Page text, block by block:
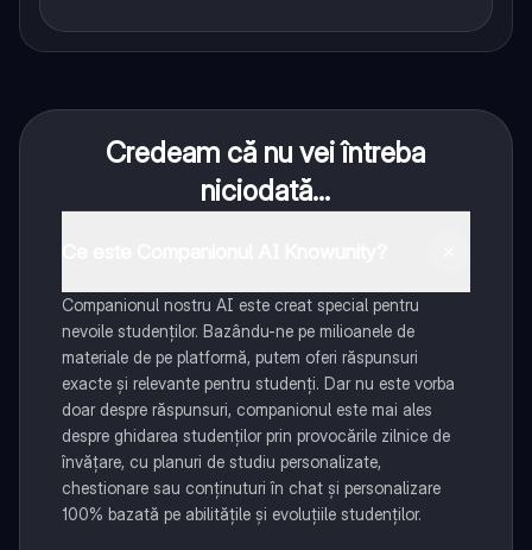
Credeam că nu vei întreba
niciodată...
Companionul nostru AI este creat special pentru
nevoile studenților. Bazându-ne pe milioanele de
materiale de pe platformă, putem oferi răspunsuri
exacte și relevante pentru studenți. Dar nu este vorba
doar despre răspunsuri, companionul este mai ales
despre ghidarea studenților prin provocările zilnice de
învățare, cu planuri de studiu personalizate,
chestionare sau conținuturi în chat și personalizare
100% bazată pe abilitățile și evoluțiile studenților.